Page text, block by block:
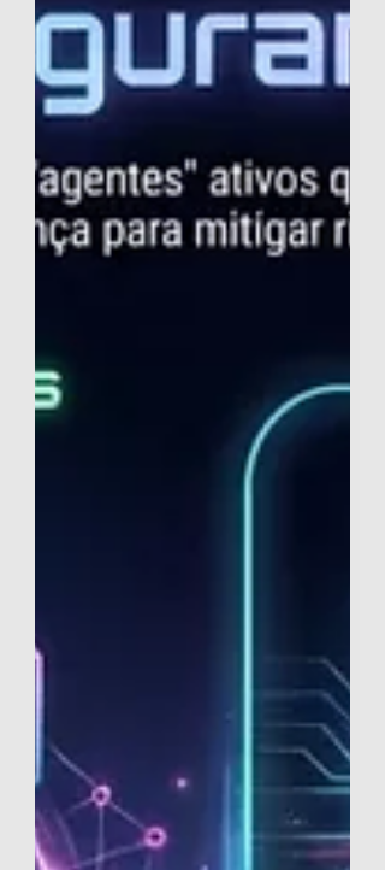
no Brasil. Se em ciclos tecnológicos anteriores
a inovação de ponta ficava restrita a
corporações com grandes orçamentos, o
cenário recente consolidou a democratização
da produtividade. Micro, pequenas e médias
motores tecnológicos para otimizar operações,
reduzir custos e acelerar a tomada de deci